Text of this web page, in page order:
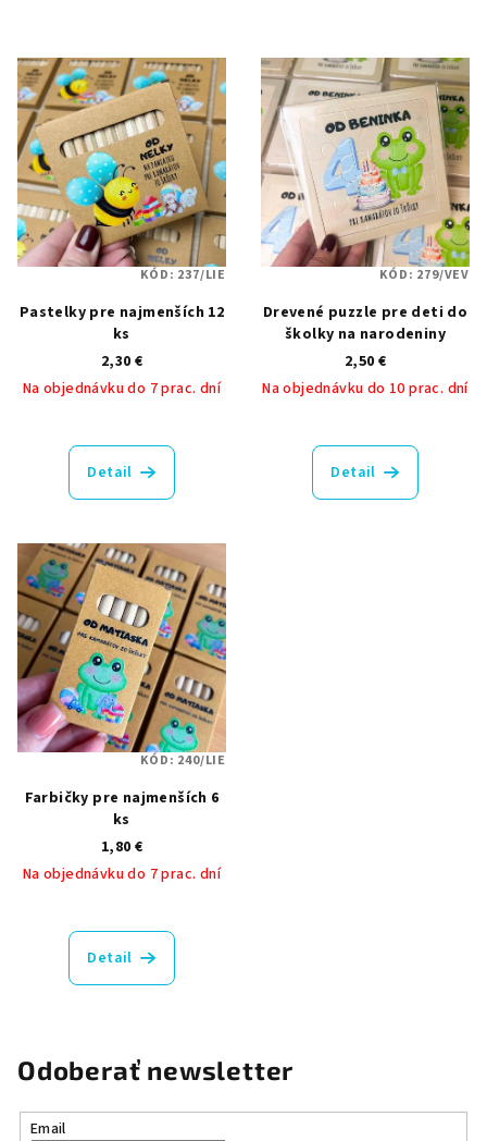
Pastelky pre najmenších 12
ks
2,30 €
Na objednávku do 7 prac. dní
Detail
KÓD: 237/LIE
Drevené puzzle pre deti do
školky na narodeniny
2,50 €
Na objednávku do 10 prac. dní
Detail
KÓD: 279/VEV
Farbičky pre najmenších 6
ks
1,80 €
Na objednávku do 7 prac. dní
hodnotenie
produktu
hviezdičiek.
Detail
KÓD: 240/LIE
Odoberať newsletter
Email